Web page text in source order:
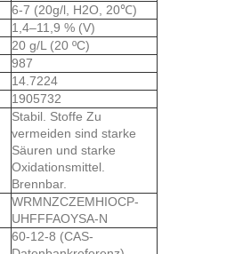
6-7 (20g/l, H2O, 20℃)
1,4–11,9 % (V)
20 g/L (20 ºC)
987
14.7224
1905732
Stabil. Stoffe Zu
vermeiden sind starke
Säuren und starke
Oxidationsmittel.
Brennbar.
WRMNZCZEMHIOCP-
UHFFFAOYSA-N
60-12-8 (CAS-